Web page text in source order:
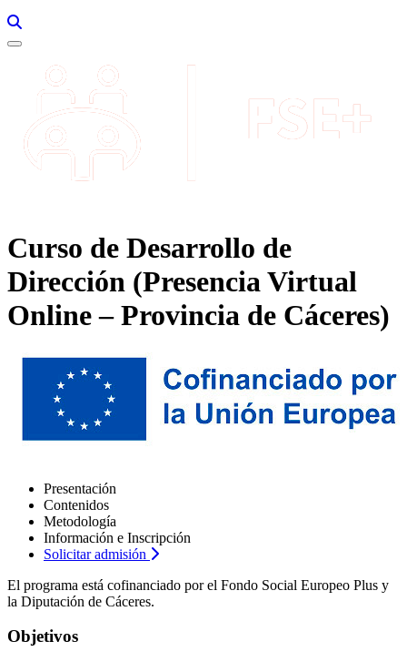
Curso de Desarrollo de
Dirección (Presencia Virtual
Online – Provincia de Cáceres)
Presentación
Contenidos
Metodología
Información e Inscripción
Solicitar admisión
El programa está cofinanciado por el Fondo Social Europeo Plus y
la Diputación de Cáceres.
Objetivos